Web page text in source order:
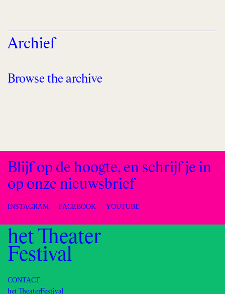
Archief
Browse the archive
Blijf op de hoogte, en schrijf je in
op onze nieuwsbrief
INSTAGRAM FACEBOOK YOUTUBE
het Theater
Festival
CONTACT
het TheaterFestival